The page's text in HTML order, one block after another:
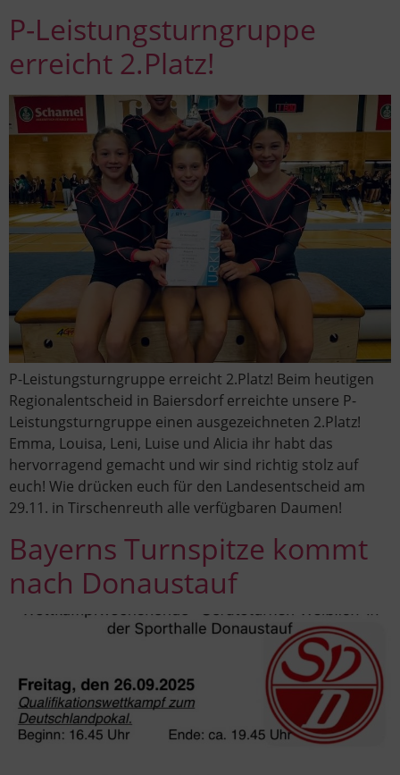
P-Leistungsturngruppe
erreicht 2.Platz!
P-Leistungsturngruppe erreicht 2.Platz! Beim heutigen
Regionalentscheid in Baiersdorf erreichte unsere P-
Leistungsturngruppe einen ausgezeichneten 2.Platz!
Emma, Louisa, Leni, Luise und Alicia ihr habt das
hervorragend gemacht und wir sind richtig stolz auf
euch! Wie drücken euch für den Landesentscheid am
29.11. in Tirschenreuth alle verfügbaren Daumen!
Bayerns Turnspitze kommt
nach Donaustauf